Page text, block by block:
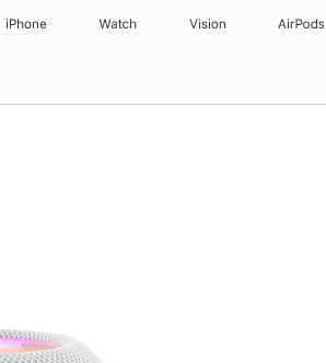
iPhone Watch Vision AirPods